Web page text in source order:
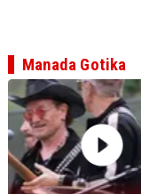
Manada Gotika